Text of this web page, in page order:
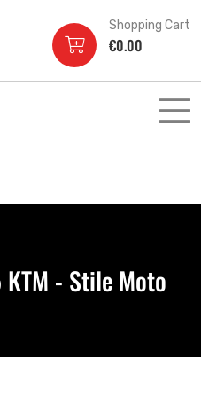
Shopping Cart
€0.00
KTM - Stile Moto